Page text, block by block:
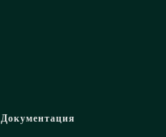
Документация